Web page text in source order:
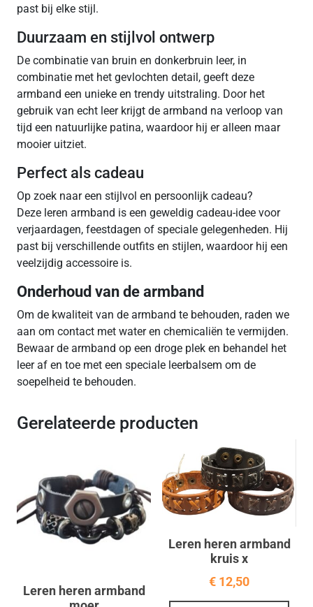
past bij elke stijl.
Duurzaam en stijlvol ontwerp
De combinatie van bruin en donkerbruin leer, in
combinatie met het gevlochten detail, geeft deze
armband een unieke en trendy uitstraling. Door het
gebruik van echt leer krijgt de armband na verloop van
tijd een natuurlijke patina, waardoor hij er alleen maar
mooier uitziet.
Perfect als cadeau
Op zoek naar een stijlvol en persoonlijk cadeau?
Deze leren armband is een geweldig cadeau-idee voor
verjaardagen, feestdagen of speciale gelegenheden. Hij
past bij verschillende outfits en stijlen, waardoor hij een
veelzijdig accessoire is.
Onderhoud van de armband
Om de kwaliteit van de armband te behouden, raden we
aan om contact met water en chemicaliën te vermijden.
Bewaar de armband op een droge plek en behandel het
leer af en toe met een speciale leerbalsem om de
soepelheid te behouden.
Gerelateerde producten
Leren heren armband
Leren heren armband
kruis x
€ 12,50
Dit